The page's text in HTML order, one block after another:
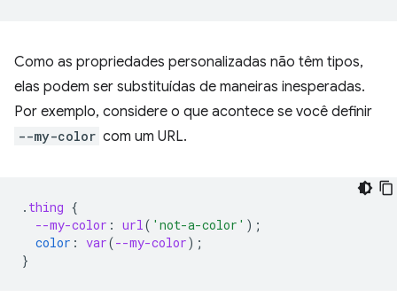
Como as propriedades personalizadas não têm tipos,
elas podem ser substituídas de maneiras inesperadas.
Por exemplo, considere o que acontece se você definir
--my-color com um URL.
. thing {
--my-color : url( 'not-a-color' );
color : var(--my-color);
}